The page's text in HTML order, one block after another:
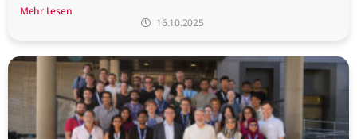
Mehr Lesen
16.10.2025